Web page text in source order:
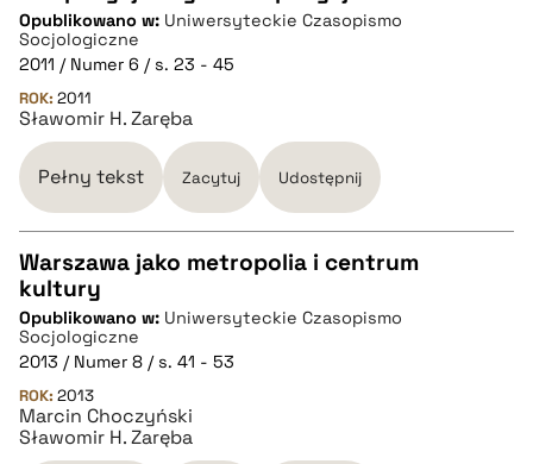
CZYSTY TEKST
pobierz cytat
BIBTEX
pobierz cytat
Opublikowano w: Uniwersyteckie Czasopismo
Socjologiczne
2011 / Numer 6 / s. 23 - 45
ROK: 2011
Sławomir H. Zaręba
Pełny tekst Zacytuj Udostępnij
CZYSTY TEKST
pobierz cytat
BIBTEX
Warszawa jako metropolia i centrum
kultury
Opublikowano w: Uniwersyteckie Czasopismo
Socjologiczne
2013 / Numer 8 / s. 41 - 53
ROK: 2013
Marcin Choczyński
Sławomir H. Zaręba